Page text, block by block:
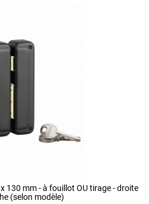
130 mm - à fouillot OU tirage - droite
(selon modèle)